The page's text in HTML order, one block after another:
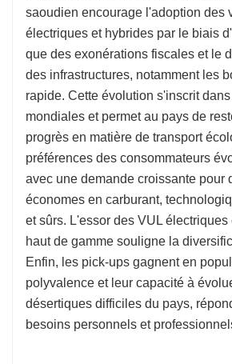
saoudien encourage l'adoption des
électriques et hybrides par le biais
que des exonérations fiscales et le
des infrastructures, notamment les
rapide. Cette évolution s'inscrit
mondiales et permet au pays de
progrès en matière de transport
préférences des consommateurs
avec une demande croissante pour
économes en carburant,
et sûrs. L'essor des VUL
haut de gamme souligne la
Enfin, les pick-ups gagnent en
polyvalence et leur capacité à
désertiques difficiles du pays,
besoins personnels et